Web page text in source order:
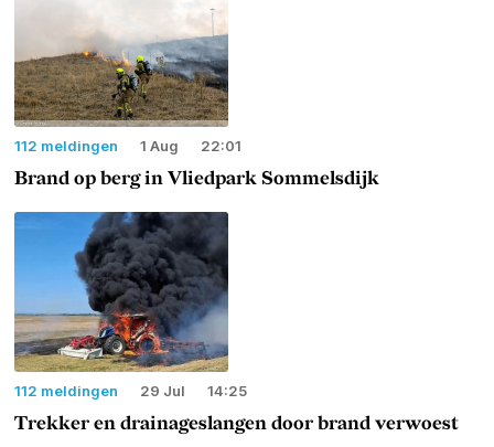
112 meldingen 1 Aug 22:01
Brand op berg in Vliedpark Sommelsdijk
112 meldingen 29 Jul 14:25
Trekker en drainageslangen door brand verwoest